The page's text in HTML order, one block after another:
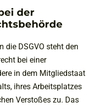
der
die DSGVO steht den
bei einer
in dem Mitgliedstaat
ihres Arbeitsplatzes
Verstoßes zu. Das